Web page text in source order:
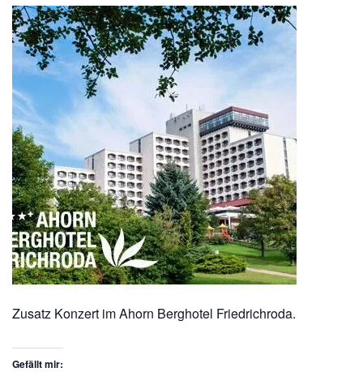
Zusatz Konzert im Ahorn Berghotel Friedrichroda.
Gefällt mir: